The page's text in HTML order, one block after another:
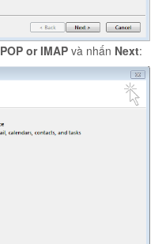
POP or IMAP và nhấn Next: